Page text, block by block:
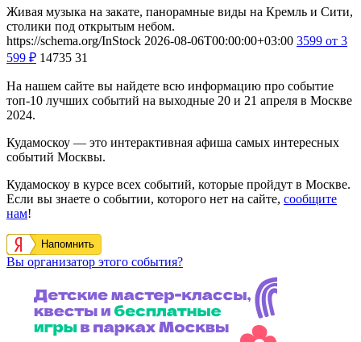
Живая музыка на закате, панорамные виды на Кремль и Сити,
столики под открытым небом.
https://schema.org/InStock 2026-08-06T00:00:00+03:00 3599 от 3
599 ₽ 14735 31
На нашем сайте вы найдете всю информацию про событие
топ-10 лучших событий на выходные 20 и 21 апреля в Москве
2024.
Кудамоскоу — это интерактивная афиша самых интересных
событий Москвы.
Кудамоскоу в курсе всех событий, которые пройдут в Москве.
Если вы знаете о событии, которого нет на сайте, сообщите
нам!
Напомнить
Вы организатор этого события?